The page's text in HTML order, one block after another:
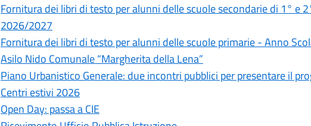
Fornitura dei libri di testo per alunni delle scuole secondarie di 1° e
2026/2027
Fornitura dei libri di testo per alunni delle scuole primarie - Anno
Asilo Nido Comunale “Margherita della Lena”
Piano Urbanistico Generale: due incontri pubblici per presentare il
Centri estivi 2026
Open Day: passa a CIE